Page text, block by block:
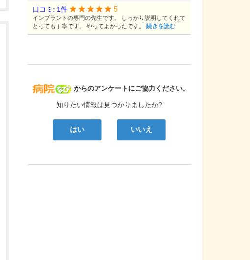
病院なび
からのアンケートにご協力ください。
知りたい情報は見つかりましたか?
はい いいえ
口コミ: 1件 5
インプラントの専門の先生です。 しっかり説明してくれて
とっても丁寧です。 やってよかったです。 続きを読む